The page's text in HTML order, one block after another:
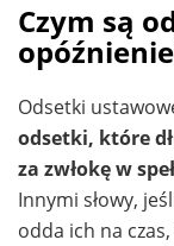
Czym są
Odsetki
odsetki, które
za zwłokę w
Innymi słowy,
odda ich na